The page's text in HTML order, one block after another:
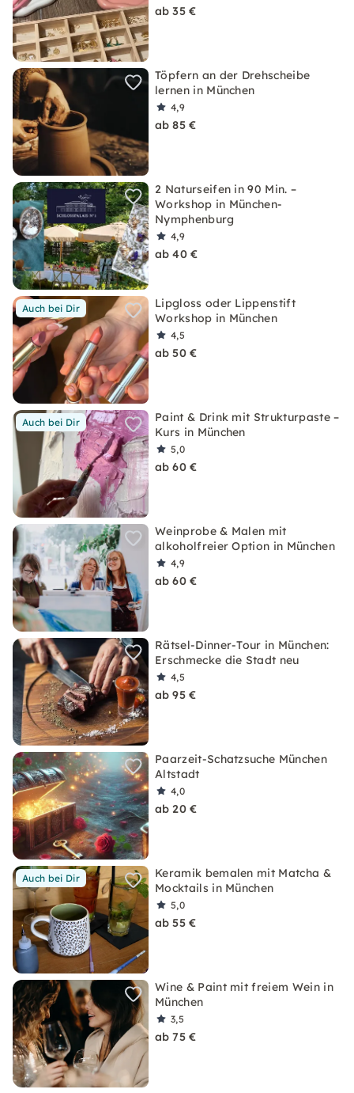
ab 35 €
Töpfern an der Drehscheibe
lernen in München
4,9
ab 85 €
2 Naturseifen in 90 Min. –
Workshop in München-
Nymphenburg
4,9
ab 40 €
Auch bei Dir
Lipgloss oder Lippenstift
Workshop in München
4,5
ab 50 €
Auch bei Dir
Paint & Drink mit Strukturpaste –
Kurs in München
5,0
ab 60 €
Weinprobe & Malen mit
alkoholfreier Option in München
4,9
ab 60 €
Rätsel-Dinner-Tour in München:
Erschmecke die Stadt neu
4,5
ab 95 €
Paarzeit-Schatzsuche München
Altstadt
4,0
ab 20 €
Auch bei Dir
Keramik bemalen mit Matcha &
Mocktails in München
5,0
ab 55 €
Wine & Paint mit freiem Wein in
München
3,5
ab 75 €